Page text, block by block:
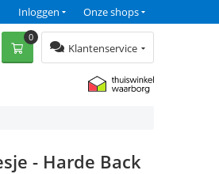
Onze shops
Inloggen
Klantenservice
0
- Harde Back